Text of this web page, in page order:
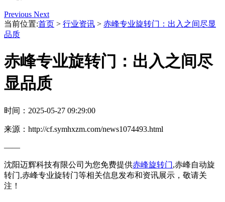
Previous Next
当前位置:首页 > 行业资讯 > 赤峰专业旋转门：出入之间尽显
品质
赤峰专业旋转门：出入之间尽
显品质
时间：2025-05-27 09:29:00
来源：http://cf.symhxzm.com/news1074493.html
——
沈阳迈辉科技有限公司为您免费提供赤峰旋转门,赤峰自动旋
转门,赤峰专业旋转门等相关信息发布和资讯展示，敬请关
注！